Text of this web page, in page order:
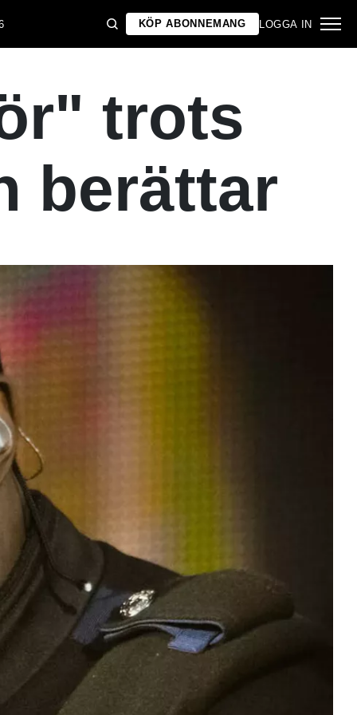
KÖP ABONNEMANG LOGGA IN
trots
berättar